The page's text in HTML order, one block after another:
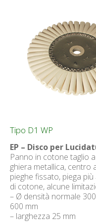
Tipo D1 WP
EP – Disco per
Panno in cotone taglio
ghiera metallica, centro
pieghe fissato, piega
di cotone, alcune
– Ø densità normale
600 mm
– larghezza 25 mm